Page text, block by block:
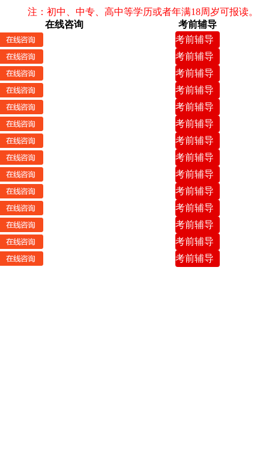
注：初中、中专、高中等学历或者年满18周岁可报读。
在线咨询
考前辅导
考前辅导
考前辅导
考前辅导
考前辅导
考前辅导
考前辅导
考前辅导
考前辅导
考前辅导
考前辅导
考前辅导
考前辅导
考前辅导
考前辅导